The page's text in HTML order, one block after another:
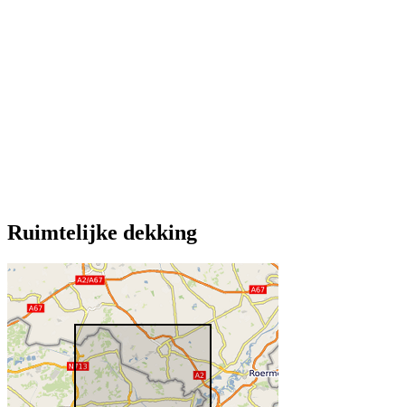
Ruimtelijke dekking